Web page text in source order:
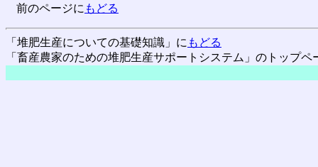
前のページに もどる
「堆肥生産についての基礎知識」に もどる
「畜産農家のための堆肥生産サポートシステム」のトップペ